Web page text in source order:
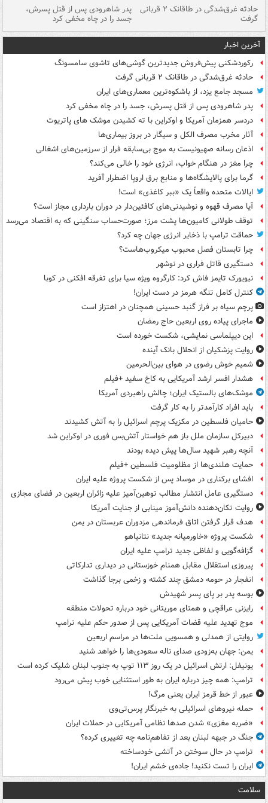
حادثه غرق‌شدگی در طاقانک ۲ قربانی
گرفت
پدر شاهرودی پس از قتل پسرش،
جسد را در چاه مخفی کرد
آخرین اخبار
رکوردشکنی پیش‌فروش جدیدترین گوشی‌های تاشوی سامسونگ
حادثه غرق‌شدگی در طاقانک ۲ قربانی گرفت
مسجد جامع یزد، از باشکوه‌ترین معماری‌های ایران
پدر شاهرودی پس از قتل پسرش، جسد را در چاه مخفی کرد
دردسر همزمان آمریکا و اوکراین با ته کشیدن موشک های پاتریوت
آثار مخرب مصرف الکل و سیگار در بروز بیماری‌ها
اذعان رسانه صهیونیست به موج بی‌سابقه فرار از سرزمین‌های اشغالی
چرا مغز در هنگام خواب، انرژی خود را خالی می‌کند؟
گرما برای پالایشگاه‌ها و منابع برق اروپا اضطرار آفرید
ایالات متحده واقعاً یک «ببر کاغذی» است!
آیا مصرف قهوه و نوشیدنی‌های کافئین‌دار در دوران بارداری مجاز است؟
توقف طولانی کامیون‌ها پشت مرز؛ صورت‌حساب سنگینی که به اقتصاد می‌رسد
حماقت ترامپ با ذخایر انرژی جهان چه کرد؟
چرا تابستان فصل محبوب میکروب‌هاست؟
دستگیری قاتل فراری در نوشهر
نیویورک تایمز فاش کرد: کارگروه ویژه سیا برای تفرقه افکنی در کوبا
کنترل کامل تنگه هرمز در دست ایران!
پرچم سیاه بر فراز گنبد حسینی همچنان در اهتزاز است
ماجرای پیاده روی اربعین حاج رمضان
این دیپلماسی نمایشی، شکست خورده است
روایت پزشکیان از انحلال بانک آینده
شمیم خوش رضوی در هوای بین‌الحرمین
هشدار افسر ارشد آمریکایی به کاخ سفید +فیلم
موشک‌های بالستیک ایران؛ چالش راهبردی آمریکا
باید افراد کارآمدتر را به کار گرفت
حامیان فلسطین در مکزیک پرچم اسرائیل را به آتش کشیدند
دبیرکل سازمان ملل باز هم خواستار آتش‌بس فوری در اوکراین شد
آنچه رهبر شهید سال‌ها پیش دیده بودند
حمایت هلندی‌ها از مظلومیت فلسطین +فیلم
افشای برکناری در موساد پس از شکست پروژه علیه ایران
دستگیری عامل انتشار مطالب توهین‌آمیز علیه زائران اربعین در فضای مجازی
روایت تکان‌دهنده دانش‌آموز مینابی از جنایت آمریکا
هدف قرار گرفتن اتاق‌ فرماندهی مزدوران عربستان در یمن
شکست پروژه «خاورمیانه جدید» نتانیاهو
گزافه‌گویی و لفاظی جدید ترامپ علیه ایران
پیروزی استقلال مقابل همنام خوزستانی در دیداری تدارکاتی
انفجار در حومه دمشق چند کشته و زخمی برجا گذاشت
بوسه‌ پدر بر پای پسر شهیدش
رایزنی عراقچی و همتای موریتانی خود درباره تحولات منطقه
موج تهدید علیه قضات آمریکایی پس از صدور حکم علیه ترامپ
روایتی از همدلی و همسویی ملت‌ها در مراسم اربعین
یمن: جهان به‌زودی صدای ناله سعودی‌ها را خواهد شنید
یونیفل: ارتش اسرائیل در یک روز ۱۱۳ توپ به جنوب لبنان شلیک کرده است
ترامپ: همه چیز درباره ایران به طور استثنایی خوب پیش می‌رود
عبور از خط قرمز ایران یعنی مرگ!
حمله نیروهای اسرائیلی به خبرنگار پرس‌تی‌وی
«ضربه مغزی» شدن صدها نظامی آمریکایی در حملات ایران
جنگ در جبهه لبنان بعد از تفاهم‌نامه چه تغییری کرده؟
ترامپ در حال سوختن در آتشی خودساخته
ایران را تست نکنید! جاده‌ی خشم ایران!
سلامت